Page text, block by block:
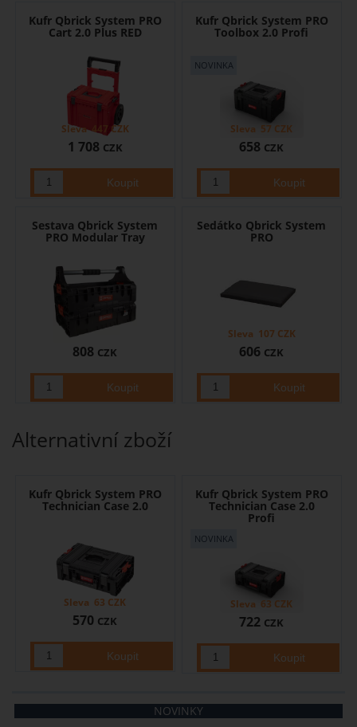
Kufr Qbrick System PRO
Cart 2.0 Plus RED
1 708 CZK
Sleva 447 CZK
Kufr Qbrick System PRO
Toolbox 2.0 Profi
658 CZK
Sleva 57 CZK
Sestava Qbrick System
PRO Modular Tray
808 CZK
Sedátko Qbrick System
PRO
606 CZK
Sleva 107 CZK
Alternativní zboží
Kufr Qbrick System PRO
Technician Case 2.0
570 CZK
Sleva 63 CZK
Kufr Qbrick System PRO
Technician Case 2.0
Profi
722 CZK
Sleva 63 CZK
NOVINKY